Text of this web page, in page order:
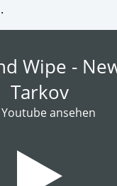
Wipe -
Tarkov
ansehen